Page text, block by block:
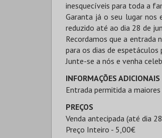
inesquecíveis para toda a
Garanta já o seu lugar nos
reduzido até ao dia 28 de
Recordamos que a entrada
para os dias de espetáculos
Junte-se a nós e venha
INFORMAÇÕES ADICIONAIS
Entrada permitida a
PREÇOS
Venda antecipada (até dia
Preço Inteiro - 5,00€